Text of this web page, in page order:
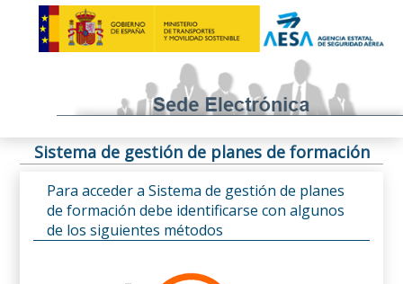
Sistema de gestión de planes de formación
Para acceder a Sistema de gestión de planes
de formación debe identificarse con algunos
de los siguientes métodos